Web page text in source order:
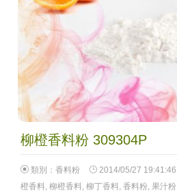
柳橙香料粉 309304P
類別： 香料粉 2014/05/27 19:41:46
橙香料, 柳橙香料, 柳丁香料, 香料粉, 果汁粉